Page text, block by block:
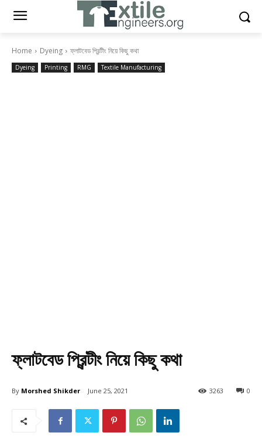
Home Dyeing ফ্লাটবেড প্রিন্টীং নিয়ে কিছু কথা
Dyeing Printing RMG Textile Manufacturing
ফ্লাটবেড প্রিন্টীং নিয়ে কিছু কথা
By Morshed Shikder June 25, 2021 0
3263